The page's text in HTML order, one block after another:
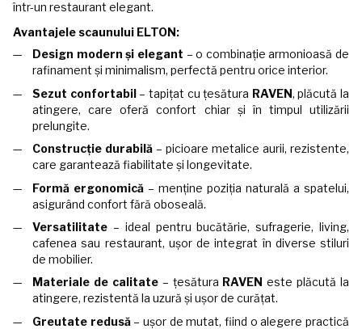
într-un restaurant elegant.
Avantajele scaunului ELTON:
Design modern și elegant – o combinație armonioasă de
rafinament și minimalism, perfectă pentru orice interior.
Sezut confortabil– tapițat cu țesătura RAVEN, plăcută la
atingere, care oferă confort chiar și în timpul utilizării
prelungite.
Construcție durabilă – picioare metalice aurii, rezistente,
care garantează fiabilitate și longevitate.
Formă ergonomică – menține poziția naturală a spatelui,
asigurând confort fără oboseală.
Versatilitate – ideal pentru bucătărie, sufragerie, living,
cafenea sau restaurant, ușor de integrat în diverse stiluri
de mobilier.
Materiale de calitate– țesătura RAVEN este plăcută la
atingere, rezistentă la uzură și ușor de curățat.
Greutate redusă– ușor de mutat, fiind o alegere practică